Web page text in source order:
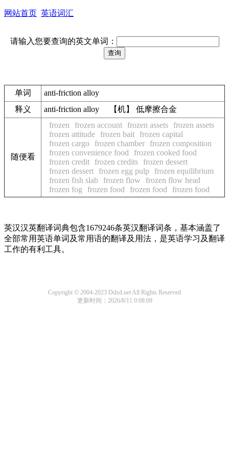
网站首页 英语词汇
请输入您要查询的英文单词：
单词
anti-friction alloy
释义
anti-friction alloy 【机】 低摩擦合金
随便看
frozen frozen account frozen assets
frozen assets
frozen attitude
frozen bait
frozen capital
frozen cargo
frozen chamber
frozen composition
frozen convenience food
frozen cooked food
frozen credit
frozen credits
frozen dessert
frozen dessert
frozen egg pulp
frozen equilibrium
frozen fish slab
frozen flow
frozen flow head
frozen fog
frozen food frozen food frozen food
英汉汉英翻译词典包含1679246条英汉翻译词条，基本涵盖了
全部常用英语单词及常用语的翻译及用法，是英语学习及翻译
工作的有利工具。
Copyright © 2004-2023 Ddxd.net All Rights Reserved
更新时间：2026/8/11 0:08:09